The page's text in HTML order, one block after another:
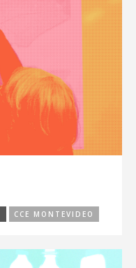
CCE MONTEVIDEO